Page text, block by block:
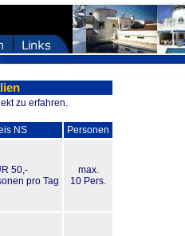
zu erfahren.
NS Personen
50,-
pro Tag
max.
10 Pers.